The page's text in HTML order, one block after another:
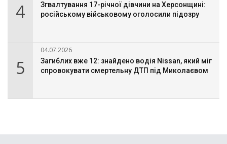
4
Згвалтування 17-річної дівчини на Херсонщині:
російському військовому оголосили підозру
5
04.07.2026
Загиблих вже 12: знайдено водія Nissan, який міг
спровокувати смертельну ДТП під Миколаєвом